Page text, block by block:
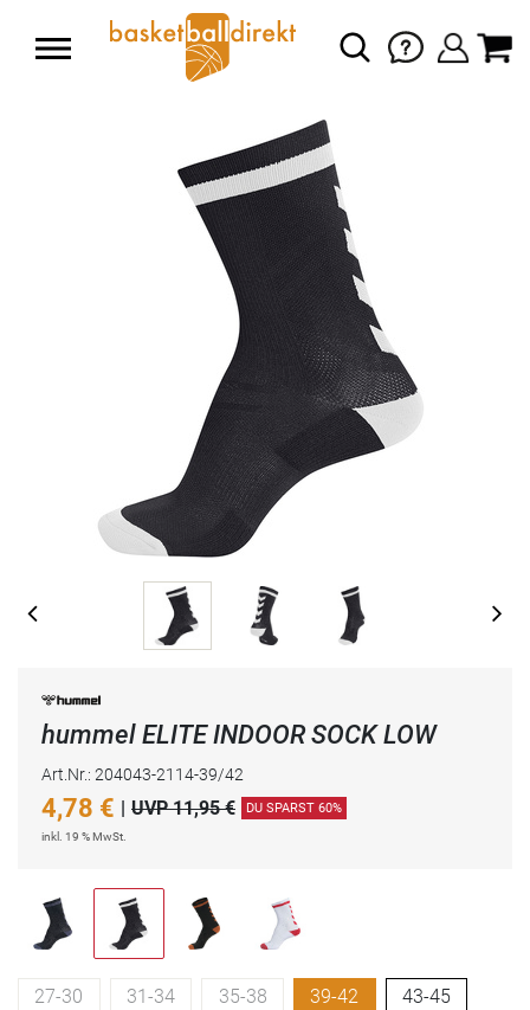
hummel ELITE INDOOR SOCK LOW
Art.Nr.: 204043-2114-39/42
4,78 € | UVP 11,95 € DU SPARST 60%
inkl. 19 % MwSt.
27-30 31-34 35-38 39-42 43-45